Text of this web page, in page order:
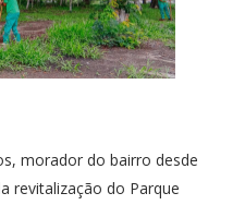
morador do bairro desde
revitalização do Parque